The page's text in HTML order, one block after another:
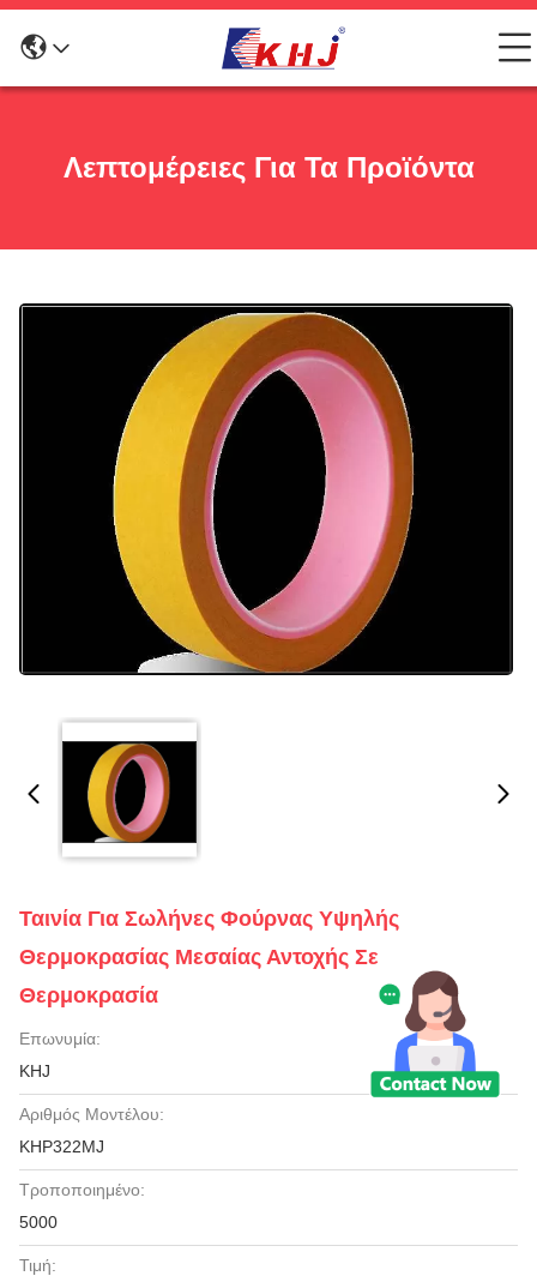
Λεπτομέρειες Για Τα Προϊόντα
Ταινία Για Σωλήνες Φούρνας Υψηλής
Θερμοκρασίας Μεσαίας Αντοχής Σε
Θερμοκρασία
Επωνυμία:
KHJ
Αριθμός Μοντέλου:
KHP322MJ
Τροποποιημένο:
5000
Τιμή: